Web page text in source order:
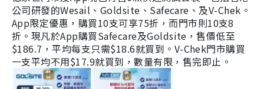
公司研發的Wesail、Goldsite、Safecare、及V-Chek。
App限定優惠，購買10支可享75折，而門市則10支8
折。現凡於App購買Safecare及Goldsite，售價低至
$186.7，平均每支只需$18.6就買到。V-Chek門市購買
一支平均不用$17.9就買到，數量有限，售完即止。